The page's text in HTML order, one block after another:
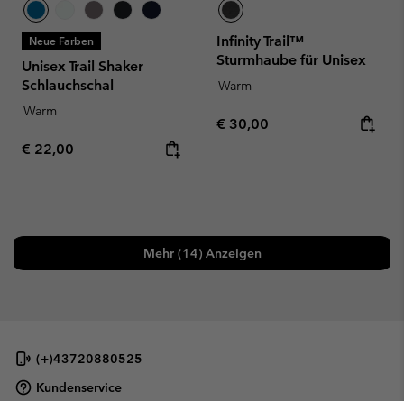
Neue Farben
Unisex Trail Shaker
Schlauchschal
Warm
Regular price:
€ 22,00
Infinity Trail™
Sturmhaube für Unisex
Warm
Regular price:
€ 30,00
Mehr (14) Anzeigen
(+)43720880525
Kundenservice